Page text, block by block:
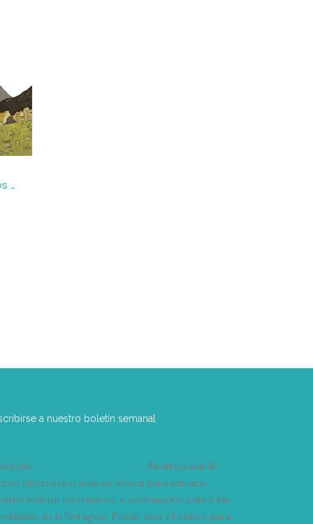
Al borde del camino : Relatos de Connacht
a nuestro boletín semanal
Acepto
Su dirección de
electrónico solo se utiliza para enviarle
boletín informativo e información sobre las
de la Vorágine. Puede usar el enlace para